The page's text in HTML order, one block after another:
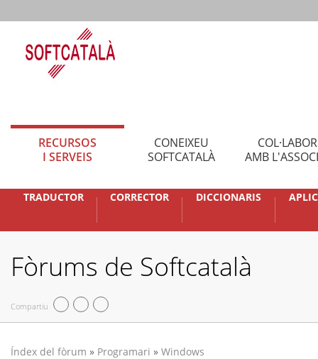
RECURSOS
I SERVEIS
CONEIXEU
SOFTCATALÀ
AMB
TRADUCTOR CORRECTOR DICCIONARIS
Fòrums de Softcatalà
Compartiu
Índex del fòrum » Programari » Windows